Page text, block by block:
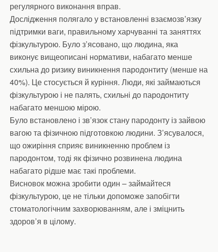
регулярного виконання вправ.
Дослідження полягало у встановленні взаємозв’язку
підтримки ваги, правильному харчуванні та заняттях
фізкультурою. Було з’ясовано, що людина, яка
виконує вищеописані нормативи, набагато менше
схильна до ризику виникнення пародонтиту (менше на
40%). Це стосується й куріння. Люди, які займаються
фізкультурою і не палять, схильні до пародонтиту
набагато меншою мірою.
Було встановлено і зв’язок стану пародонту із зайвою
вагою та фізичною підготовкою людини. З’ясувалося,
що ожиріння сприяє виникненню проблем із
пародонтом, тоді як фізично розвинена людина
набагато рідше має такі проблеми.
Висновок можна зробити один – займайтеся
фізкультурою, це не тільки допоможе запобігти
стоматологічним захворюванням, але і зміцнить
здоров’я в цілому.